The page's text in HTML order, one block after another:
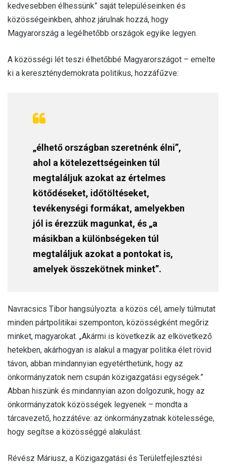
kedvesebben élhessünk” saját településeinken és
közösségeinkben, ahhoz járulnak hozzá, hogy
Magyarország a legélhetőbb országok egyike legyen.
A közösségi lét teszi élhetőbbé Magyarországot – emelte
ki a kereszténydemokrata politikus, hozzáfűzve:
„élhető országban szeretnénk élni”,
ahol a kötelezettségeinken túl
megtaláljuk azokat az értelmes
kötődéseket, időtöltéseket,
tevékenységi formákat, amelyekben
jól is érezzük magunkat, és „a
másikban a különbségeken túl
megtaláljuk azokat a pontokat is,
amelyek összekötnek minket”.
Navracsics Tibor hangsúlyozta: a közös cél, amely túlmutat
minden pártpolitikai szemponton, közösségként megőriz
minket, magyarokat. „Akármi is következik az elkövetkező
hetekben, akárhogyan is alakul a magyar politika élet rövid
távon, abban mindannyian egyetérthetünk, hogy az
önkormányzatok nem csupán közigazgatási egységek.”
Abban hiszünk és mindannyian azon dolgozunk, hogy az
önkormányzatok közösségek legyenek – mondta a
tárcavezető, hozzátéve: az önkormányzatnak kötelessége,
hogy segítse a közösséggé alakulást.
Révész Máriusz, a Közigazgatási és Területfejlesztési